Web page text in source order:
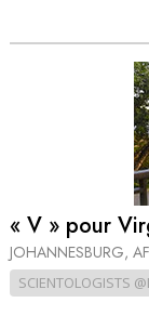
« V » pour
JOHANNESBURG,
SCIENTOLOGISTS